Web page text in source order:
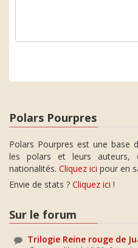
Polars Pourpres
Polars Pourpres est une base
les polars et leurs
nationalités. Cliquez ici pour en
Envie de stats ? Cliquez ici !
Sur le forum
Trilogie Reine rouge de